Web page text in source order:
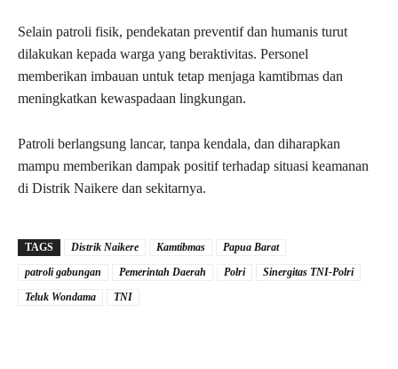
Selain patroli fisik, pendekatan preventif dan humanis turut
dilakukan kepada warga yang beraktivitas. Personel
memberikan imbauan untuk tetap menjaga kamtibmas dan
meningkatkan kewaspadaan lingkungan.
Patroli berlangsung lancar, tanpa kendala, dan diharapkan
mampu memberikan dampak positif terhadap situasi keamanan
di Distrik Naikere dan sekitarnya.
TAGS Distrik Naikere Kamtibmas
Papua Barat
patroli gabungan
Pemerintah Daerah Polri
Sinergitas TNI-Polri
Teluk Wondama
TNI